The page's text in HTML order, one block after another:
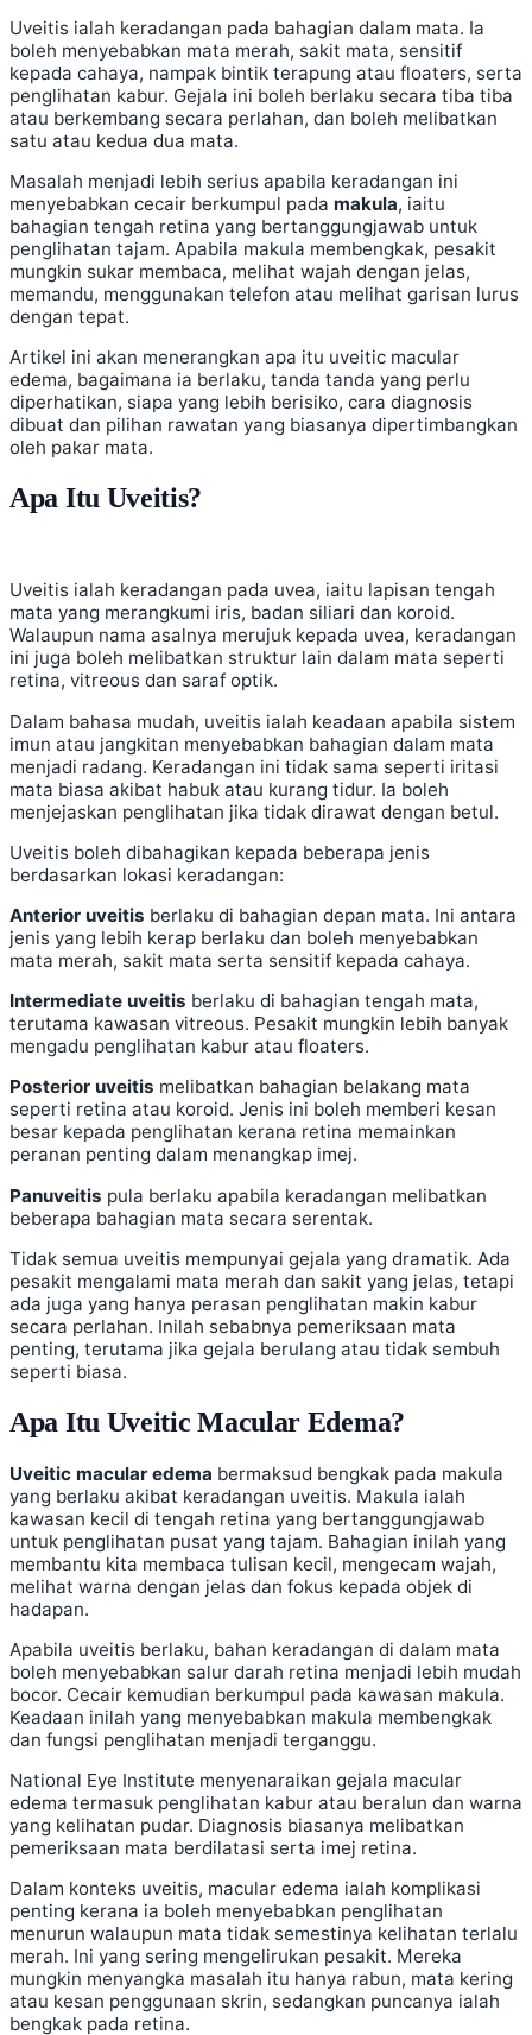
Uveitis ialah keradangan pada bahagian dalam mata. Ia
boleh menyebabkan mata merah, sakit mata, sensitif
kepada cahaya, nampak bintik terapung atau floaters, serta
penglihatan kabur. Gejala ini boleh berlaku secara tiba tiba
atau berkembang secara perlahan, dan boleh melibatkan
satu atau kedua dua mata.
Masalah menjadi lebih serius apabila keradangan ini
menyebabkan cecair berkumpul pada makula, iaitu
bahagian tengah retina yang bertanggungjawab untuk
penglihatan tajam. Apabila makula membengkak, pesakit
mungkin sukar membaca, melihat wajah dengan jelas,
memandu, menggunakan telefon atau melihat garisan lurus
dengan tepat.
Artikel ini akan menerangkan apa itu uveitic macular
edema, bagaimana ia berlaku, tanda tanda yang perlu
diperhatikan, siapa yang lebih berisiko, cara diagnosis
dibuat dan pilihan rawatan yang biasanya dipertimbangkan
oleh pakar mata.
Apa Itu Uveitis?
Uveitis ialah keradangan pada uvea, iaitu lapisan tengah
mata yang merangkumi iris, badan siliari dan koroid.
Walaupun nama asalnya merujuk kepada uvea, keradangan
ini juga boleh melibatkan struktur lain dalam mata seperti
retina, vitreous dan saraf optik.
Dalam bahasa mudah, uveitis ialah keadaan apabila sistem
imun atau jangkitan menyebabkan bahagian dalam mata
menjadi radang. Keradangan ini tidak sama seperti iritasi
mata biasa akibat habuk atau kurang tidur. Ia boleh
menjejaskan penglihatan jika tidak dirawat dengan betul.
Uveitis boleh dibahagikan kepada beberapa jenis
berdasarkan lokasi keradangan:
Anterior uveitis berlaku di bahagian depan mata. Ini antara
jenis yang lebih kerap berlaku dan boleh menyebabkan
mata merah, sakit mata serta sensitif kepada cahaya.
Intermediate uveitis berlaku di bahagian tengah mata,
terutama kawasan vitreous. Pesakit mungkin lebih banyak
mengadu penglihatan kabur atau floaters.
Posterior uveitis melibatkan bahagian belakang mata
seperti retina atau koroid. Jenis ini boleh memberi kesan
besar kepada penglihatan kerana retina memainkan
peranan penting dalam menangkap imej.
Panuveitis pula berlaku apabila keradangan melibatkan
beberapa bahagian mata secara serentak.
Tidak semua uveitis mempunyai gejala yang dramatik. Ada
pesakit mengalami mata merah dan sakit yang jelas, tetapi
ada juga yang hanya perasan penglihatan makin kabur
secara perlahan. Inilah sebabnya pemeriksaan mata
penting, terutama jika gejala berulang atau tidak sembuh
seperti biasa.
Apa Itu Uveitic Macular Edema?
Uveitic macular edema bermaksud bengkak pada makula
yang berlaku akibat keradangan uveitis. Makula ialah
kawasan kecil di tengah retina yang bertanggungjawab
untuk penglihatan pusat yang tajam. Bahagian inilah yang
membantu kita membaca tulisan kecil, mengecam wajah,
melihat warna dengan jelas dan fokus kepada objek di
hadapan.
Apabila uveitis berlaku, bahan keradangan di dalam mata
boleh menyebabkan salur darah retina menjadi lebih mudah
bocor. Cecair kemudian berkumpul pada kawasan makula.
Keadaan inilah yang menyebabkan makula membengkak
dan fungsi penglihatan menjadi terganggu.
National Eye Institute menyenaraikan gejala macular
edema termasuk penglihatan kabur atau beralun dan warna
yang kelihatan pudar. Diagnosis biasanya melibatkan
pemeriksaan mata berdilatasi serta imej retina.
Dalam konteks uveitis, macular edema ialah komplikasi
penting kerana ia boleh menyebabkan penglihatan
menurun walaupun mata tidak semestinya kelihatan terlalu
merah. Ini yang sering mengelirukan pesakit. Mereka
mungkin menyangka masalah itu hanya rabun, mata kering
atau kesan penggunaan skrin, sedangkan puncanya ialah
bengkak pada retina.